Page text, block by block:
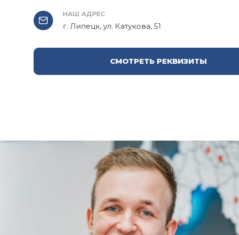
НАШ АДРЕС
г. Липецк, ул. Катукова, 51
СМОТРЕТЬ РЕКВИЗИТЫ